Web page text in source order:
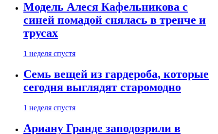
Модель Алеся Кафельникова с
синей помадой снялась в тренче и
трусах
1 неделя спустя
Семь вещей из гардероба, которые
сегодня выглядят старомодно
1 неделя спустя
Ариану Гранде заподозрили в